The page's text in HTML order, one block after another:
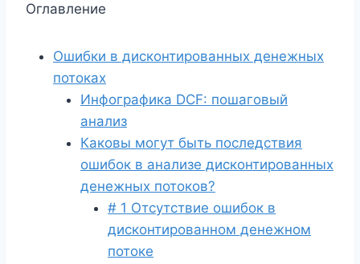
Оглавление
Ошибки в дисконтированных денежных
потоках
Инфографика DCF: пошаговый
анализ
Каковы могут быть последствия
ошибок в анализе дисконтированных
денежных потоков?
# 1 Отсутствие ошибок в
дисконтированном денежном
потоке